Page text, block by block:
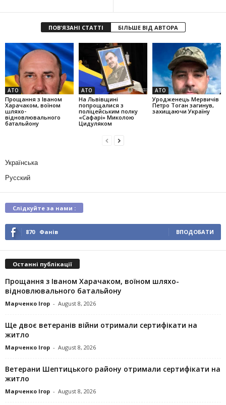
ПОВ'ЯЗАНІ СТАТТІ БІЛЬШЕ ВІД АВТОРА
АТО
Прощання з Іваном
Харачаком, воїном
шляхо-
відновлювального
батальйону
АТО
На Львівщині
попрощалися з
поліцейським полку
«Сафарі» Миколою
Цидуляком
АТО
Уродженець Мервичів
Петро Тоган загинув,
захищаючи Україну
Українська
Русский
Слідкуйте за нами :
870 Фанів ВПОДОБАТИ
Останні публікації
Прощання з Іваном Харачаком, воїном шляхо-
відновлювального батальйону
Марченко Ігор - August 8, 2026
Ще двоє ветеранів війни отримали сертифікати на
житло
Марченко Ігор - August 8, 2026
Ветерани Шептицького району отримали сертифікати на
житло
Марченко Ігор - August 8, 2026